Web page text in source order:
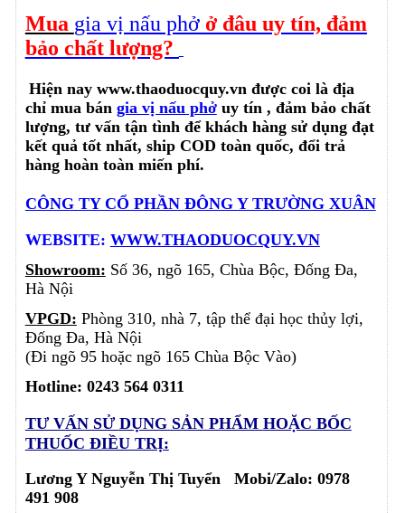
Mua gia vị nấu phở ở đâu uy tín, đảm
bảo chất lượng?
Hiện nay www.thaoduocquy.vn được coi là địa
chỉ mua bán gia vị nấu phởuy tín , đảm bảo chất
lượng, tư vấn tận tình để khách hàng sử dụng đạt
kết quả tốt nhất, ship COD toàn quốc, đổi trả
hàng hoàn toàn miến phí.
CÔNG TY CỔ PHẦN ĐÔNG Y TRƯỜNG XUÂN
WEBSITE: WWW.THAODUOCQUY.VN
Showroom: Số 36, ngõ 165, Chùa Bộc, Đống Đa,
Hà Nội
VPGD: Phòng 310, nhà 7, tập thể đại học thủy lợi,
Đống Đa, Hà Nội
(Đi ngõ 95 hoặc ngõ 165 Chùa Bộc Vào)
Hotline: 0243 564 0311
TƯ VẤN SỬ DỤNG SẢN PHẨM HOẶC BỐC
THUỐC ĐIỀU TRỊ:
Lương Y Nguyễn Thị Tuyển Mobi/Zalo: 0978
491 908